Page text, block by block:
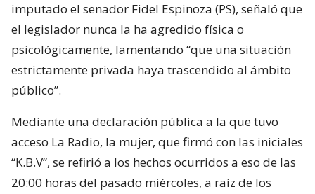
imputado el senador Fidel Espinoza (PS), señaló que
el legislador nunca la ha agredido física o
psicológicamente, lamentando “que una situación
estrictamente privada haya trascendido al ámbito
público”.
Mediante una declaración pública a la que tuvo
acceso La Radio, la mujer, que firmó con las iniciales
“K.B.V”, se refirió a los hechos ocurridos a eso de las
20:00 horas del pasado miércoles, a raíz de los